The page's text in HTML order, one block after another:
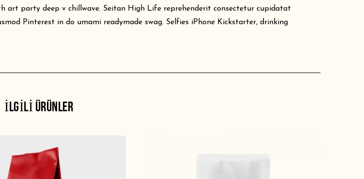
art party deep v chillwave. Seitan High Life reprehenderit consectetur cupidatat
Pinterest in do umami readymade swag. Selfies iPhone Kickstarter, drinking
İLGILI ÜRÜNLER